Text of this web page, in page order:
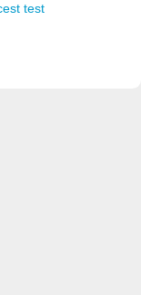
test